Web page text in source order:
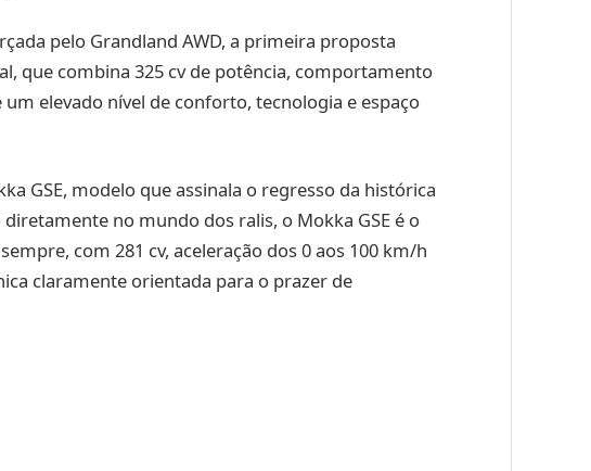
pelo Grandland AWD, a primeira proposta
que combina 325 cv de potência, comportamento
elevado nível de conforto, tecnologia e espaço
GSE, modelo que assinala o regresso da histórica
no mundo dos ralis, o Mokka GSE é o
com 281 cv, aceleração dos 0 aos 100 km/h
claramente orientada para o prazer de